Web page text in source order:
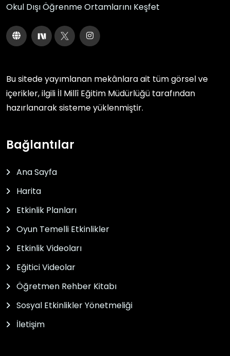
Okul Dışı Öğrenme Ortamlarını Keşfet
Bu sitede yayımlanan mekânlara ait tüm görsel ve
içerikler, ilgili İl Millî Eğitim Müdürlüğü tarafından
hazırlanarak sisteme yüklenmiştir.
Bağlantılar
Ana Sayfa
Harita
Etkinlik Planları
Oyun Temelli Etkinlikler
Etkinlik Videoları
Eğitici Videolar
Öğretmen Rehber Kitabı
Sosyal Etkinlikler Yönetmeliği
İletişim